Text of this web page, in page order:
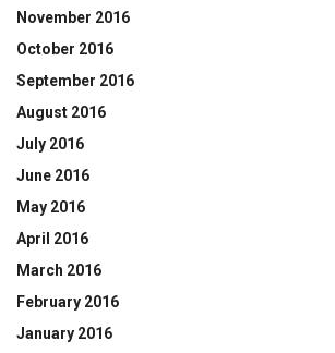
November 2016
October 2016
September 2016
August 2016
July 2016
June 2016
May 2016
April 2016
March 2016
February 2016
January 2016